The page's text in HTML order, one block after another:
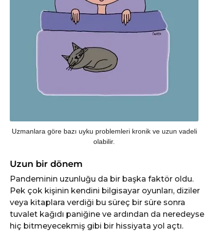
Uzmanlara göre bazı uyku problemleri kronik ve uzun vadeli
olabilir.
Uzun bir dönem
Pandeminin uzunluğu da bir başka faktör oldu.
Pek çok kişinin kendini bilgisayar oyunları, diziler
veya kitaplara verdiği bu süreç bir süre sonra
tuvalet kağıdı paniğine ve ardından da neredeyse
hiç bitmeyecekmiş gibi bir hissiyata yol açtı.